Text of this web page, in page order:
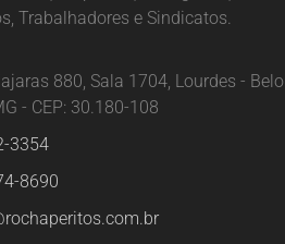
Trabalhadores e Sindicatos.
880, Sala 1704, Lourdes - Belo
- CEP: 30.180-108
3354
8690